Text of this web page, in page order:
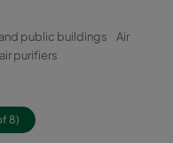
public buildings
Air
purifiers
(6 of 8)